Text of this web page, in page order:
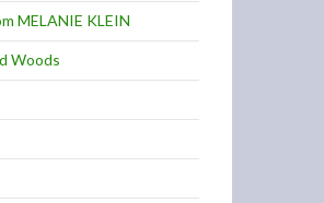
MELANIE KLEIN
Woods